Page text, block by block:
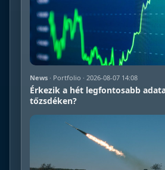
News · Portfolio · 2026-08-07 14:08
Érkezik a hét legfontosabb
tőzsdéken?